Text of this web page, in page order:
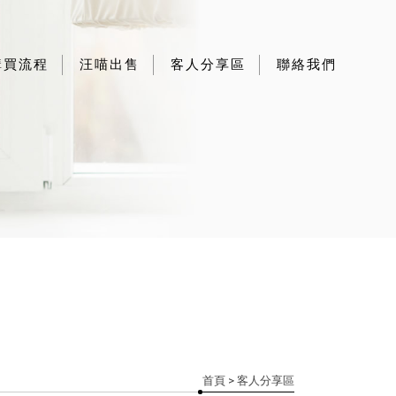
買流程 汪喵出售 客人分享區 聯絡我們
首頁> 客人分享區